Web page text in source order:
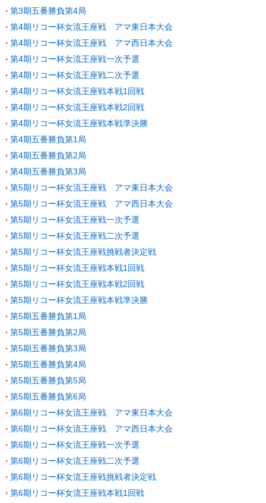
第3期五番勝負第4局
第4期リコー杯女流王座戦 アマ東日本大会
第4期リコー杯女流王座戦 アマ西日本大会
第4期リコー杯女流王座戦一次予選
第4期リコー杯女流王座戦二次予選
第4期リコー杯女流王座戦本戦1回戦
第4期リコー杯女流王座戦本戦2回戦
第4期リコー杯女流王座戦本戦準決勝
第4期五番勝負第1局
第4期五番勝負第2局
第4期五番勝負第3局
第5期リコー杯女流王座戦 アマ東日本大会
第5期リコー杯女流王座戦 アマ西日本大会
第5期リコー杯女流王座戦一次予選
第5期リコー杯女流王座戦二次予選
第5期リコー杯女流王座戦挑戦者決定戦
第5期リコー杯女流王座戦本戦1回戦
第5期リコー杯女流王座戦本戦2回戦
第5期リコー杯女流王座戦本戦準決勝
第5期五番勝負第1局
第5期五番勝負第2局
第5期五番勝負第3局
第5期五番勝負第4局
第5期五番勝負第5局
第5期五番勝負第6局
第6期リコー杯女流王座戦 アマ東日本大会
第6期リコー杯女流王座戦 アマ西日本大会
第6期リコー杯女流王座戦一次予選
第6期リコー杯女流王座戦二次予選
第6期リコー杯女流王座戦挑戦者決定戦
第6期リコー杯女流王座戦本戦1回戦